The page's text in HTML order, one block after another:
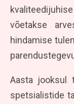
võetakse
hindamise
Aasta jooksul
spetsialistide